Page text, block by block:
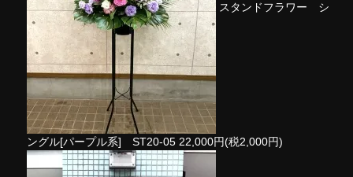
スタンドフラワー シ
ングル[パープル系] ST20-05 22,000円(税2,000円)